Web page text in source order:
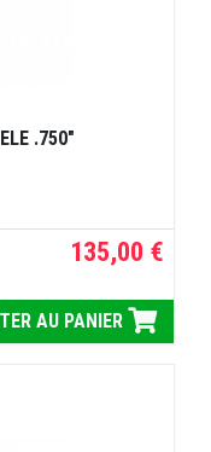
.750"
135,00 €
AU PANIER